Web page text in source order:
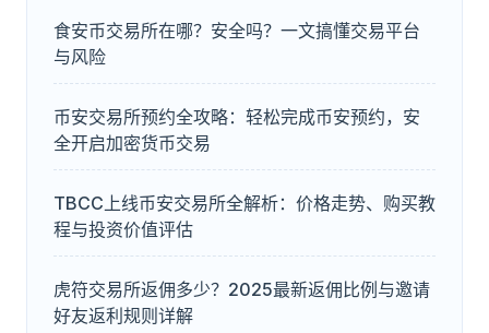
食安币交易所在哪？安全吗？一文搞懂交易平台
与风险
币安交易所预约全攻略：轻松完成币安预约，安
全开启加密货币交易
TBCC上线币安交易所全解析：价格走势、购买教
程与投资价值评估
虎符交易所返佣多少？2025最新返佣比例与邀请
好友返利规则详解